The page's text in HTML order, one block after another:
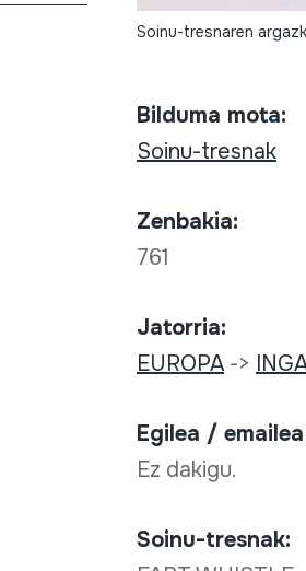
Soinu-tresnaren
Bilduma mota:
Soinu-tresnak
Zenbakia:
761
Jatorria:
EUROPA->
Egilea / emailea
Ez dakigu.
Soinu-tresnak: